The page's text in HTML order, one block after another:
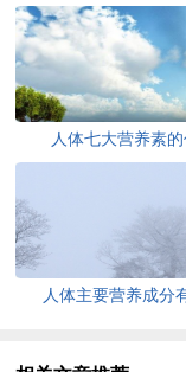
人体七大营养素的
人体主要营养成分